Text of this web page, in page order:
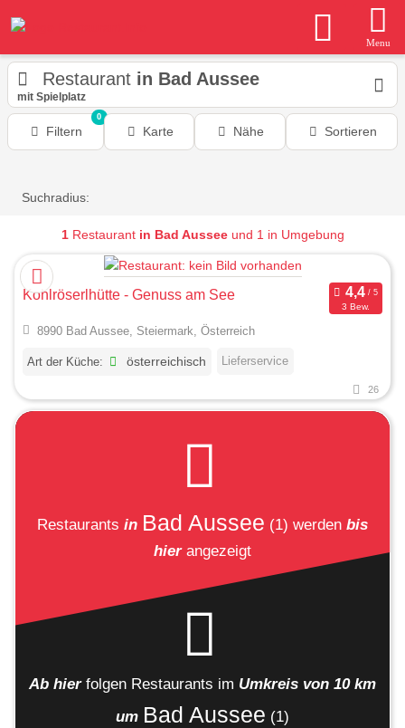
Menu
Restaurant in Bad Aussee
mit Spielplatz
Filtern
0
Karte Nähe Sortieren
Suchradius:
1Restaurant in Bad Ausseeund 1 in Umgebung
Kohlröserlhütte - Genuss am See
3 Bew.
8990 Bad Aussee, Steiermark, Österreich
Art der Küche: österreichisch Lieferservice
26
Restaurants in Bad Aussee (1) werden bis
hierangezeigt
Ab hier folgen Restaurants im Umkreis von 10 km
um Bad Aussee (1)